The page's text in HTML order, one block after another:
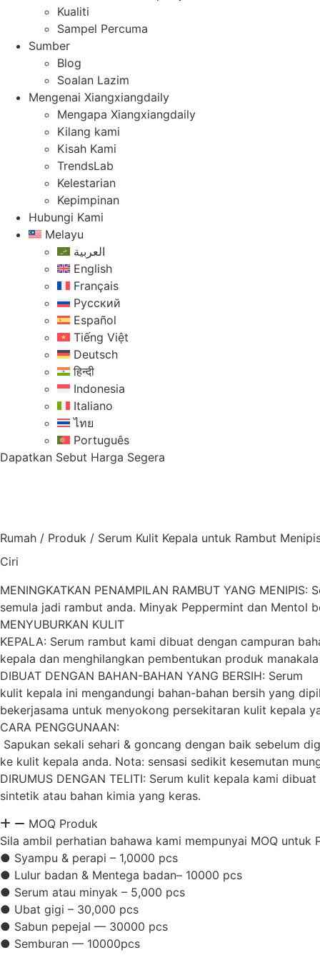
Kualiti
Sampel Percuma
Sumber
Blog
Soalan Lazim
Mengenai Xiangxiangdaily
Mengapa Xiangxiangdaily
Kilang kami
Kisah Kami
TrendsLab
Kelestarian
Kepimpinan
Hubungi Kami
Melayu
العربية
English
Français
Русский
Español
Tiếng Việt
Deutsch
हिन्दी
Indonesia
Italiano
ไทย
Português
Dapatkan Sebut Harga Segera
Rumah / Produk / Serum Kulit Kepala untuk Rambut
Ciri
MENINGKATKAN PENAMPILAN RAMBUT YANG
semula jadi rambut anda. Minyak Peppermint dan Mentol
MENYUBURKAN KULIT
KEPALA: Serum rambut kami dibuat dengan campuran
kepala dan menghilangkan pembentukan produk
DIBUAT DENGAN BAHAN-BAHAN YANG BERSIH: Serum
kulit kepala ini mengandungi bahan-bahan bersih yang
bekerjasama untuk menyokong persekitaran kulit kepala
CARA PENGGUNAAN:
Sapukan sekali sehari & goncang dengan baik sebelum
ke kulit kepala anda. Nota: sensasi sedikit kesemutan
DIRUMUS DENGAN TELITI: Serum kulit kepala kami
sintetik atau bahan kimia yang keras.
MOQ Produk
Sila ambil perhatian bahawa kami mempunyai MOQ
● Syampu & perapi – 1,0000 pcs
● Lulur badan & Mentega badan– 10000 pcs
● Serum atau minyak – 5,000 pcs
● Ubat gigi – 30,000 pcs
● Sabun pepejal — 30000 pcs
● Semburan — 10000pcs